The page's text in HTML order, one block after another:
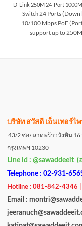
D-Link 250M 24-Port
Switch 24 Ports
10/100 Mbps PoE
support up to
บริษัท สวัสดี เอ็นเทอร์ไ
43/2 ซอยลาดพร้าววังหิน
กรุงเทพฯ 10230
Line id : @sawaddeeit (
Telephone : 02-931-
Hotline : 081-842-4346
Email :